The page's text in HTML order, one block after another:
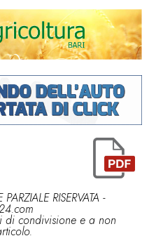
RISERVATA -
di condivisione e a non